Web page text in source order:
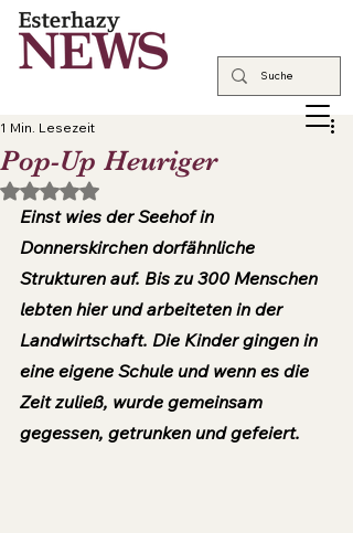
Pop-Up Heuriger
1 Min. Lesezeit
Mit NaN von 5 Sternen bewertet.
Einst wies der Seehof in
Donnerskirchen dorfähnliche
Strukturen auf. Bis zu 300 Menschen
lebten hier und arbeiteten in der
Landwirtschaft. Die Kinder gingen in
eine eigene Schule und wenn es die
Zeit zuließ, wurde gemeinsam
gegessen, getrunken und gefeiert.